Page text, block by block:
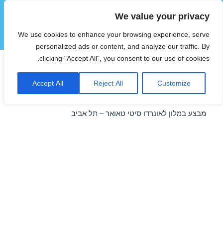
We value your privacy
We use cookies to enhance your browsing experience, serve
personalized ads or content, and analyze our traffic. By
clicking "Accept All", you consent to our use of cookies.
Customize
Reject All
Accept All
הוטצימר
תפריטים
ווידג'טים
מבצע במלון לאונרדו סיטי
טאואר – תל אביב 28/07/2016
מבצע במלון לאונרדו סיטי טאואר – תל אביב